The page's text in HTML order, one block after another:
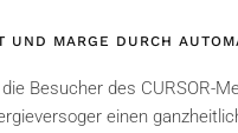
UND MARGE DURCH
Besucher des CURSOR-
einen